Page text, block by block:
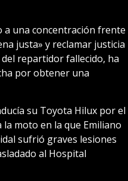
a una concentración frente
justa» y reclamar justicia
repartidor fallecido, ha
por obtener una
su Toyota Hilux por el
moto en la que Emiliano
sufrió graves lesiones
al Hospital